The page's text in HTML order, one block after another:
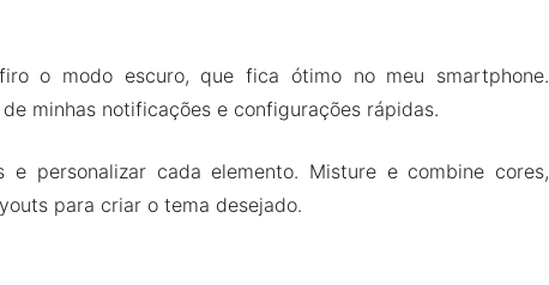
o modo escuro, que fica ótimo no meu smartphone.
minhas notificações e configurações rápidas.
personalizar cada elemento. Misture e combine cores,
para criar o tema desejado.